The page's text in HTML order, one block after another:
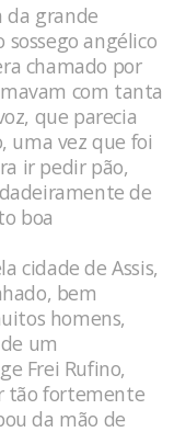
da grande
sossego angélico
chamado por
com tanta
que parecia
uma vez que foi
ir pedir pão,
de
boa
cidade de Assis,
bem
homens,
um
Frei Rufino,
tão fortemente
da mão de